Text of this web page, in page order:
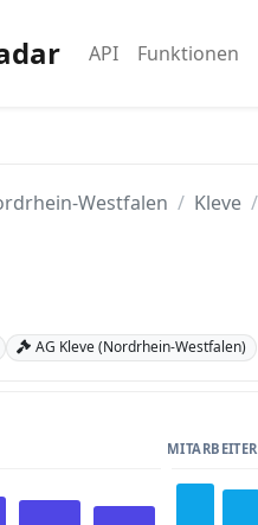
API Funktionen
Westfalen Kleve
AG Kleve (Nordrhein-Westfalen)
MITARBEITER